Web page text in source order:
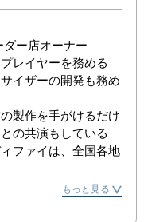
ー店オーナー
レイヤーを務める
イザーの開発も務め
製作を手がけるだけ
の共演もしている
ファイは、全国各地
もっと見る